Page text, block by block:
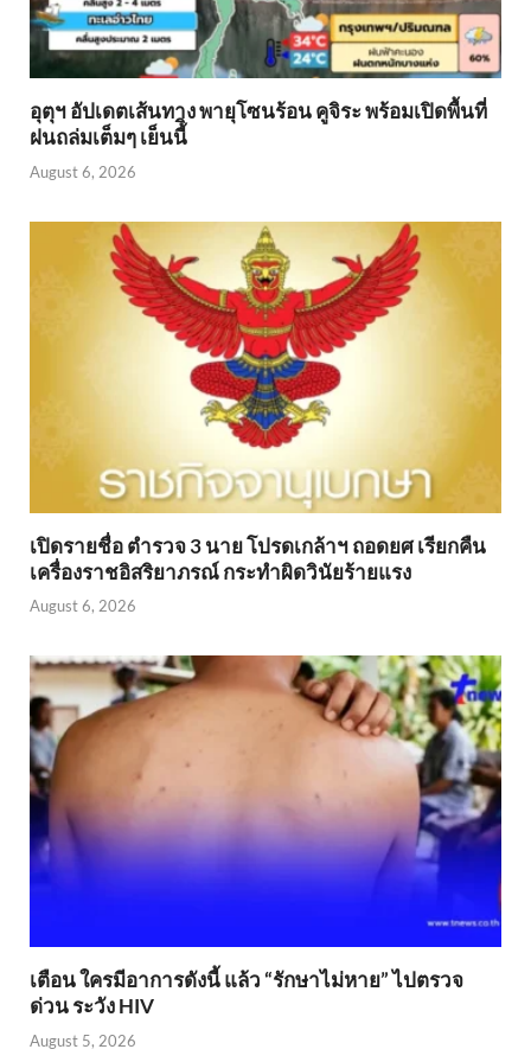
อุตุฯ อัปเดตเส้นทาง พายุโซนร้อน คูจิระ พร้อมเปิดพื้นที่
ฝนถล่มเต็มๆ เย็นนี้ิ
August 6, 2026
เปิดรายชื่อ ตำรวจ 3 นาย โปรดเกล้าฯ ถอดยศ เรียกคืน
เครื่องราชอิสริยาภรณ์ กระทำผิดวินัยร้ายแรง
August 6, 2026
เตือน ใครมีอาการดังนี้ แล้ว “รักษาไม่หาย” ไปตรวจ
ด่วน ระวัง HIV
August 5, 2026